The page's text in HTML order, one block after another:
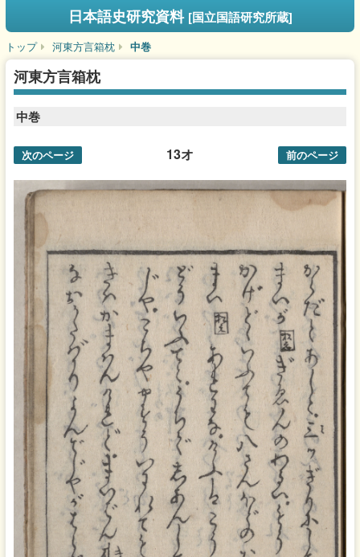
日本語史研究資料 [国立国語研究所蔵]
トップ 河東方言箱枕 中巻
河東方言箱枕
中巻
13オ
次のページ 前のページ